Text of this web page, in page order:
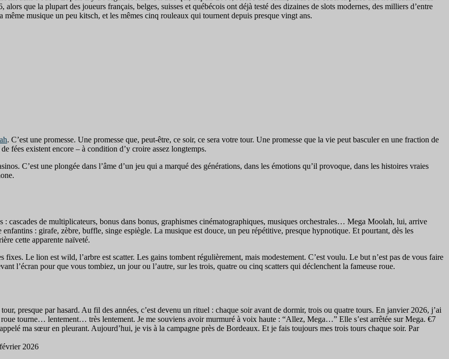
que la plupart des joueurs français, belges, suisses et québécois ont déjà testé des dizaines de slots modernes, des milliers d’entre
musique un peu kitsch, et les mêmes cinq rouleaux qui tournent depuis presque vingt ans.
. C’est une promesse. Une promesse que, peut-être, ce soir, ce sera votre tour. Une promesse que la vie peut basculer en une fraction de
fées existent encore – à condition d’y croire assez longtemps.
C’est une plongée dans l’âme d’un jeu qui a marqué des générations, dans les émotions qu’il provoque, dans les histoires vraies
cascades de multiplicateurs, bonus dans bonus, graphismes cinématographiques, musiques orchestrales… Mega Moolah, lui, arrive
: girafe, zèbre, buffle, singe espiègle. La musique est douce, un peu répétitive, presque hypnotique. Et pourtant, dès les
cette apparente naïveté.
Le lion est wild, l’arbre est scatter. Les gains tombent régulièrement, mais modestement. C’est voulu. Le but n’est pas de vous faire
l’écran pour que vous tombiez, un jour ou l’autre, sur les trois, quatre ou cinq scatters qui déclenchent la fameuse roue.
presque par hasard. Au fil des années, c’est devenu un rituel : chaque soir avant de dormir, trois ou quatre tours. En janvier 2026, j’ai
tourne… lentement… très lentement. Je me souviens avoir murmuré à voix haute : “Allez, Mega…” Elle s’est arrêtée sur Mega. €7
ma sœur en pleurant. Aujourd’hui, je vis à la campagne près de Bordeaux. Et je fais toujours mes trois tours chaque soir. Par
2026